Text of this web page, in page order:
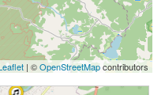
| ©OpenStreetMapcontributors